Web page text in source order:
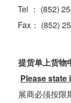
Tel ： (852)
Fax： (852)
提货单上货
展商必须按限